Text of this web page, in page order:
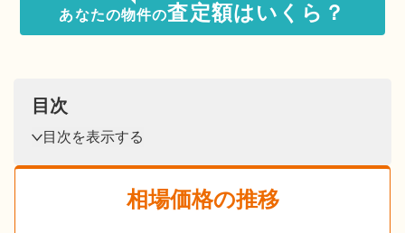
あなたの物件の査定額はいくら？
目次
目次を表示する
相場価格の推移